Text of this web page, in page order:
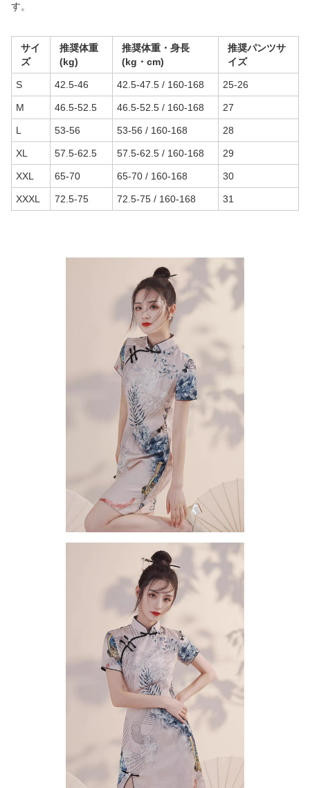
す。
サイ
ズ
推奨体重
(kg)
推奨体重・身長
(kg・cm)
推奨パンツサ
イズ
S 42.5-46 42.5-47.5 / 160-168 25-26
M 46.5-52.5 46.5-52.5 / 160-168 27
L 53-56 53-56 / 160-168 28
XL 57.5-62.5 57.5-62.5 / 160-168 29
XXL 65-70 65-70 / 160-168 30
XXXL 72.5-75 72.5-75 / 160-168 31